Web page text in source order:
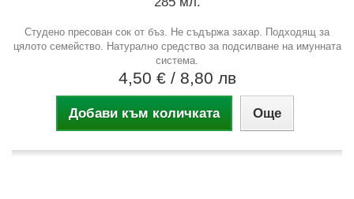
Студено пресован сок от бъз. Не съдържа захар. Подходящ за
цялото семейство. Натурално средство за подсилване на имунната
система.
4,50 € / 8,80 лв
Добави към количката Още